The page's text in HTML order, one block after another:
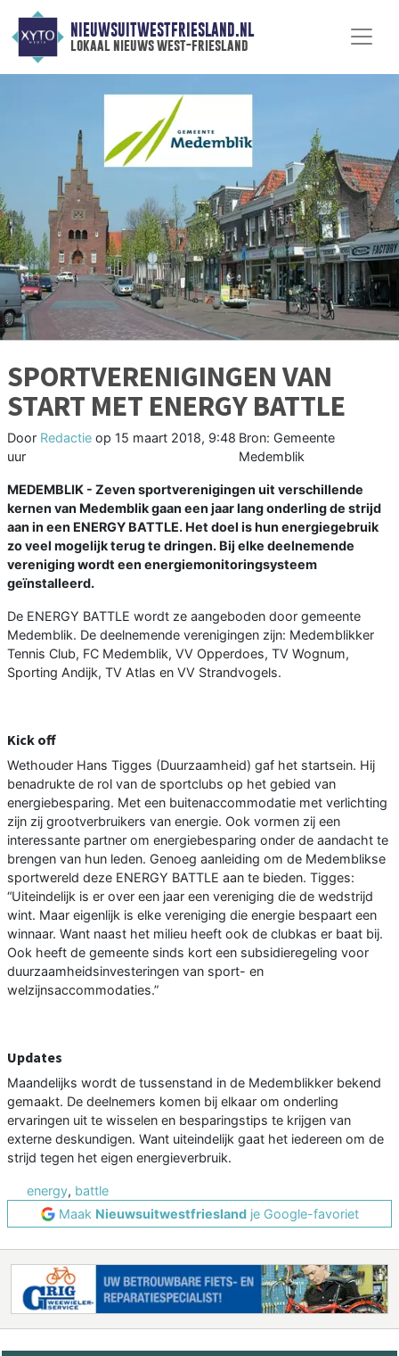
NIEUWSUITWESTFRIESLAND.NL
lokaal nieuws west-friesland
SPORTVERENIGINGEN VAN
START MET ENERGY BATTLE
Door Redactie op 15 maart 2018, 9:48
uur
Bron: Gemeente
Medemblik
MEDEMBLIK - Zeven sportverenigingen uit verschillende
kernen van Medemblik gaan een jaar lang onderling de strijd
aan in een ENERGY BATTLE. Het doel is hun energiegebruik
zo veel mogelijk terug te dringen. Bij elke deelnemende
vereniging wordt een energiemonitoringsysteem
geïnstalleerd.
De ENERGY BATTLE wordt ze aangeboden door gemeente
Medemblik. De deelnemende verenigingen zijn: Medemblikker
Tennis Club, FC Medemblik, VV Opperdoes, TV Wognum,
Sporting Andijk, TV Atlas en VV Strandvogels.
Kick off
Wethouder Hans Tigges (Duurzaamheid) gaf het startsein. Hij
benadrukte de rol van de sportclubs op het gebied van
energiebesparing. Met een buitenaccommodatie met verlichting
zijn zij grootverbruikers van energie. Ook vormen zij een
interessante partner om energiebesparing onder de aandacht te
brengen van hun leden. Genoeg aanleiding om de Medemblikse
sportwereld deze ENERGY BATTLE aan te bieden. Tigges:
“Uiteindelijk is er over een jaar een vereniging die de wedstrijd
wint. Maar eigenlijk is elke vereniging die energie bespaart een
winnaar. Want naast het milieu heeft ook de clubkas er baat bij.
Ook heeft de gemeente sinds kort een subsidieregeling voor
duurzaamheidsinvesteringen van sport- en
welzijnsaccommodaties.”
Updates
Maandelijks wordt de tussenstand in de Medemblikker bekend
gemaakt. De deelnemers komen bij elkaar om onderling
ervaringen uit te wisselen en besparingstips te krijgen van
externe deskundigen. Want uiteindelijk gaat het iedereen om de
strijd tegen het eigen energieverbruik.
energy, battle
Maak Nieuwsuitwestfrieslandje Google-favoriet